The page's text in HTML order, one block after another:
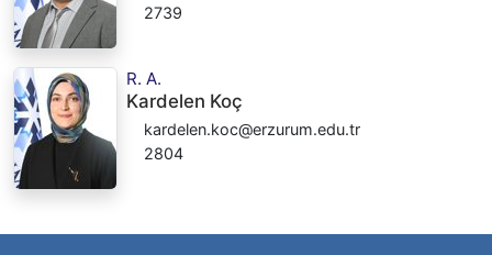
2739
R. A.
Kardelen Koç
kardelen.koc@erzurum.edu.tr
2804